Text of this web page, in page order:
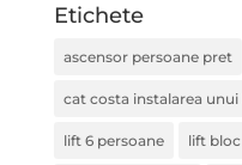
Etichete
ascensor persoane pret
cat costa instalarea unui
lift 6 persoane lift